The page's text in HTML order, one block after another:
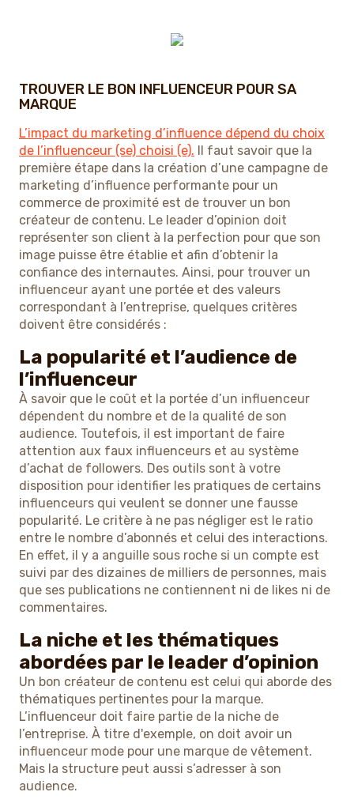
TROUVER LE BON INFLUENCEUR POUR SA
MARQUE
L’impact du marketing d’influence dépend du choix
de l’influenceur (se) choisi (e). Il faut savoir que la
première étape dans la création d’une campagne de
marketing d’influence performante pour un
commerce de proximité est de trouver un bon
créateur de contenu. Le leader d’opinion doit
représenter son client à la perfection pour que son
image puisse être établie et afin d’obtenir la
confiance des internautes. Ainsi, pour trouver un
influenceur ayant une portée et des valeurs
correspondant à l’entreprise, quelques critères
doivent être considérés :
La popularité et l’audience de
l’influenceur
À savoir que le coût et la portée d’un influenceur
dépendent du nombre et de la qualité de son
audience. Toutefois, il est important de faire
attention aux faux influenceurs et au système
d’achat de followers. Des outils sont à votre
disposition pour identifier les pratiques de certains
influenceurs qui veulent se donner une fausse
popularité. Le critère à ne pas négliger est le ratio
entre le nombre d’abonnés et celui des interactions.
En effet, il y a anguille sous roche si un compte est
suivi par des dizaines de milliers de personnes, mais
que ses publications ne contiennent ni de likes ni de
commentaires.
La niche et les thématiques
abordées par le leader d’opinion
Un bon créateur de contenu est celui qui aborde des
thématiques pertinentes pour la marque.
L’influenceur doit faire partie de la niche de
l’entreprise. À titre d'exemple, on doit avoir un
influenceur mode pour une marque de vêtement.
Mais la structure peut aussi s’adresser à son
audience.